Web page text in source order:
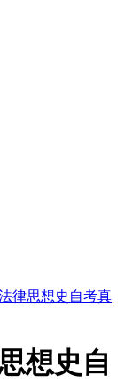
律思想史自考真
想史自